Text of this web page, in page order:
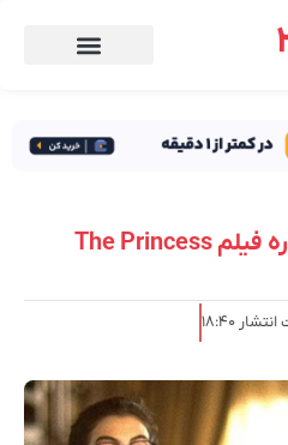
خبر امیدوارکننده‌ای درباره فیلم The Princess
۱۸:۴۰